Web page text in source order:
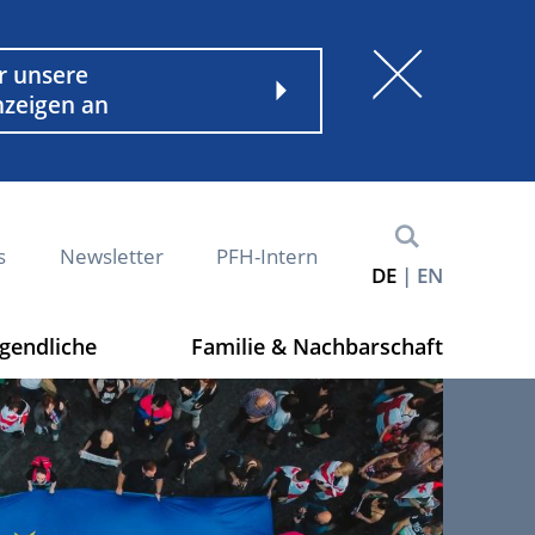
unsere
an
Familie & Nachbarschaft
Newsletter PFH-Intern
DE EN